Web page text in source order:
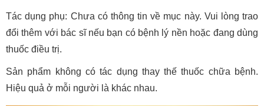
Tác dụng phụ: Chưa có thông tin về mục này. Vui lòng trao
đổi thêm với bác sĩ nếu bạn có bệnh lý nền hoặc đang dùng
thuốc điều trị.
Sản phẩm không có tác dụng thay thế thuốc chữa bệnh.
Hiệu quả ở mỗi người là khác nhau.